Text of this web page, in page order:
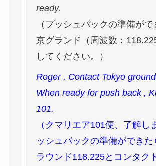
ready.
（プッシュバックの準備が
京グランド（周波数：
してください。）
Roger , Contact Tokyo
When ready for push back ,
101.
（クマリエア101便、了解し
ッシュバックの準備ができ
ラウンド118.225とコンタク